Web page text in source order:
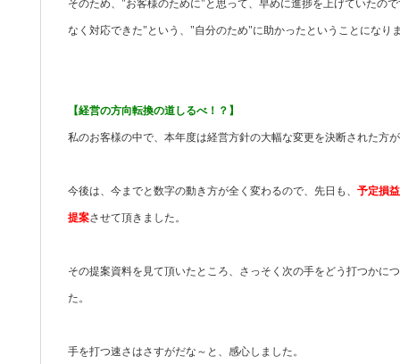
そのため、"お客様のために"と思って、早めに進捗を上げていたの
なく対応できた"という、"自分のため"に助かったということになり
【経営の方向転換の道しるべ！？】
私のお客様の中で、本年度は経営方針の大幅な変更を決断された方
今後は、今までと数字の動き方が全く変わるので、先日も、 予定損
提案させて頂きました。
その提案資料を見て頂いたところ、さっそく次の手をどう打つかに
た。
手を打つ速さはさすがだな～と、感心しました。